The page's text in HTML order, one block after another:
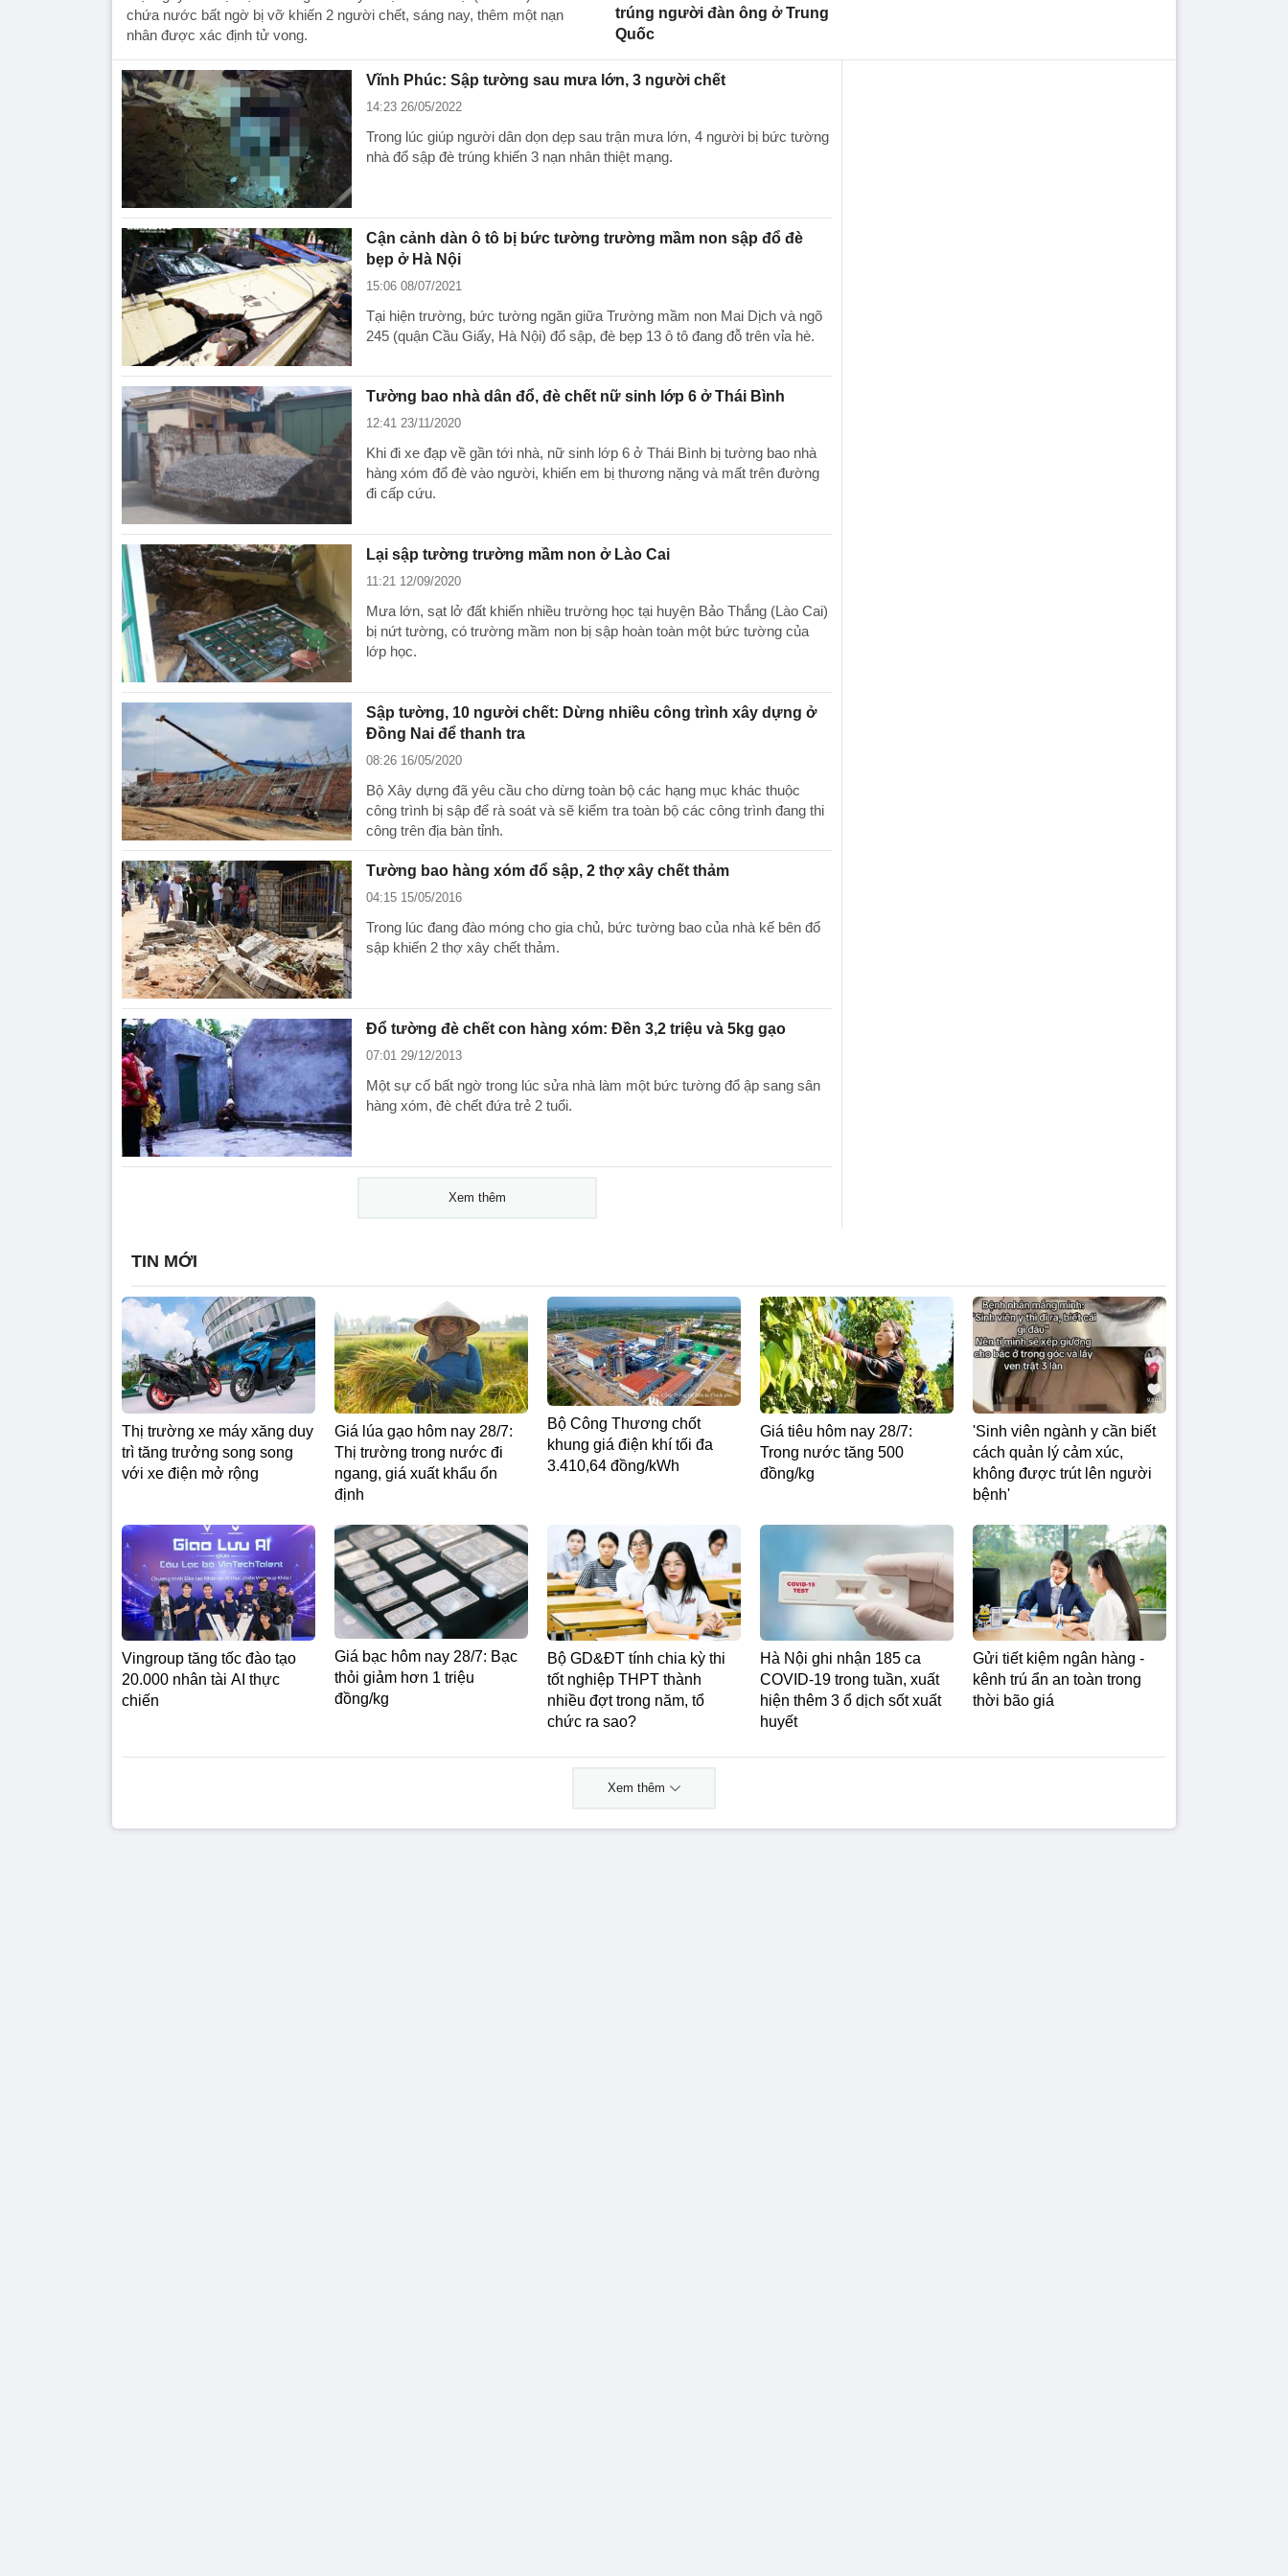
chứa nước bất ngờ bị vỡ khiến 2 người chết, sáng nay, thêm một nạn
nhân được xác định tử vong.
trúng người đàn ông ở Trung
Quốc
Vĩnh Phúc: Sập tường sau mưa lớn, 3 người chết
14:23 26/05/2022
Trong lúc giúp người dân dọn dẹp sau trận mưa lớn, 4 người bị bức tường
nhà đổ sập đè trúng khiến 3 nạn nhân thiệt mạng.
Cận cảnh dàn ô tô bị bức tường trường mầm non sập đổ đè
bẹp ở Hà Nội
15:06 08/07/2021
Tại hiện trường, bức tường ngăn giữa Trường mầm non Mai Dịch và ngõ
245 (quận Cầu Giấy, Hà Nội) đổ sập, đè bẹp 13 ô tô đang đỗ trên vỉa hè.
Tường bao nhà dân đổ, đè chết nữ sinh lớp 6 ở Thái Bình
12:41 23/11/2020
Khi đi xe đạp về gần tới nhà, nữ sinh lớp 6 ở Thái Bình bị tường bao nhà
hàng xóm đổ đè vào người, khiến em bị thương nặng và mất trên đường
đi cấp cứu.
Lại sập tường trường mầm non ở Lào Cai
11:21 12/09/2020
Mưa lớn, sạt lở đất khiến nhiều trường học tại huyện Bảo Thắng (Lào Cai)
bị nứt tường, có trường mầm non bị sập hoàn toàn một bức tường của
lớp học.
Sập tường, 10 người chết: Dừng nhiều công trình xây dựng ở
Đồng Nai để thanh tra
08:26 16/05/2020
Bộ Xây dựng đã yêu cầu cho dừng toàn bộ các hạng mục khác thuộc
công trình bị sập để rà soát và sẽ kiểm tra toàn bộ các công trình đang thi
công trên địa bàn tỉnh.
Tường bao hàng xóm đổ sập, 2 thợ xây chết thảm
04:15 15/05/2016
Trong lúc đang đào móng cho gia chủ, bức tường bao của nhà kế bên đổ
sập khiến 2 thợ xây chết thảm.
Đổ tường đè chết con hàng xóm: Đền 3,2 triệu và 5kg gạo
07:01 29/12/2013
Một sự cố bất ngờ trong lúc sửa nhà làm một bức tường đổ ập sang sân
hàng xóm, đè chết đứa trẻ 2 tuổi.
Xem thêm
TIN MỚI
Thị trường xe máy xăng duy
trì tăng trưởng song song
với xe điện mở rộng
Giá lúa gạo hôm nay 28/7:
Thị trường trong nước đi
ngang, giá xuất khẩu ổn
định
Bộ Công Thương chốt
khung giá điện khí tối đa
3.410,64 đồng/kWh
Giá tiêu hôm nay 28/7:
Trong nước tăng 500
đồng/kg
'Sinh viên ngành y cần biết
cách quản lý cảm xúc,
không được trút lên người
bệnh'
Vingroup tăng tốc đào tạo
20.000 nhân tài AI thực
chiến
Giá bạc hôm nay 28/7: Bạc
thỏi giảm hơn 1 triệu
đồng/kg
Bộ GD&ĐT tính chia kỳ thi
tốt nghiệp THPT thành
nhiều đợt trong năm, tổ
chức ra sao?
Hà Nội ghi nhận 185 ca
COVID-19 trong tuần, xuất
hiện thêm 3 ổ dịch sốt xuất
huyết
Gửi tiết kiệm ngân hàng -
kênh trú ẩn an toàn trong
thời bão giá
Xem thêm